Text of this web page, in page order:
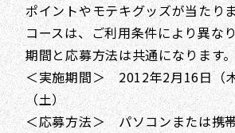
ポイントやモテキグッズが当たり
コースは、ご利用条件により異な
期間と応募方法は共通になります。
＜実施期間＞ 2012年2月16日（
（土）
＜応募方法＞ パソコンまたは携